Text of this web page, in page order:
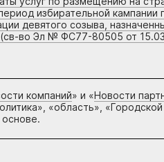
избирательной
девятого созыва,
во Эл № ФС77-80505 от
компаний» и «Новости
«область»,